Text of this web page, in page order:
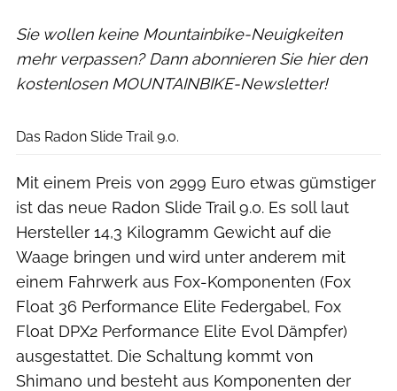
Sie wollen keine Mountainbike-Neuigkeiten
mehr verpassen? Dann abonnieren Sie hier den
kostenlosen MOUNTAINBIKE-Newsletter!
Das Radon Slide Trail 9.0.
Mit einem Preis von 2999 Euro etwas gümstiger
ist das neue Radon Slide Trail 9.0. Es soll laut
Hersteller 14,3 Kilogramm Gewicht auf die
Waage bringen und wird unter anderem mit
einem Fahrwerk aus Fox-Komponenten (Fox
Float 36 Performance Elite Federgabel, Fox
Float DPX2 Performance Elite Evol Dämpfer)
ausgestattet. Die Schaltung kommt von
Shimano und besteht aus Komponenten der